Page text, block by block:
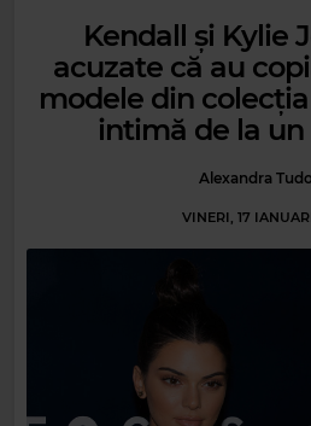
Kendall și Kylie
acuzate că au
modele din
intimă de la
Alexandra
VINERI, 17